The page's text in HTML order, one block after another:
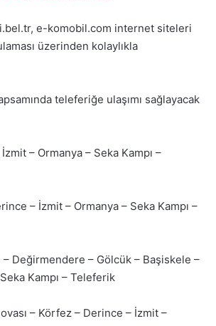
e-komobil.com internet siteleri
üzerinden kolaylıkla
teleferiğe ulaşımı sağlayacak
– Ormanya – Seka Kampı –
– İzmit – Ormanya – Seka Kampı –
– Değirmendere – Gölcük – Başiskele –
Kampı – Teleferik
– Körfez – Derince – İzmit –